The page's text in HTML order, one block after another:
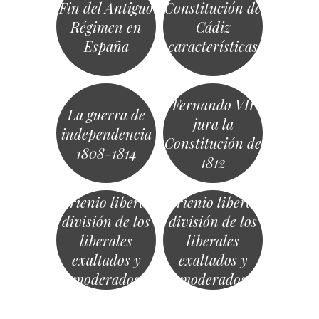
Fin del Antiguo
Régimen en
España
Constitución de
Cádiz
características
La guerra de
independencia
1808-1814
Fernando VII
jura la
Constitución de
1812
Trienio liberal
división de los
liberales
exaltados y
moderados
Trienio liberal
división de los
liberales
exaltados y
moderados